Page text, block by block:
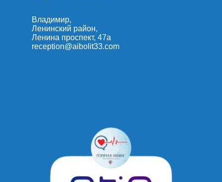
Владимир,
Ленинский район,
Ленина проспект, 47а
reception@aibolit33.com